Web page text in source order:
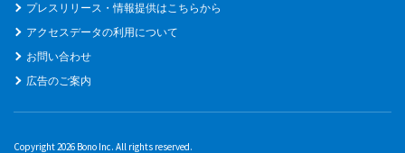
プレスリリース・情報提供はこちらから
アクセスデータの利用について
お問い合わせ
広告のご案内
Copyright 2026 Bono Inc. All rights reserved.